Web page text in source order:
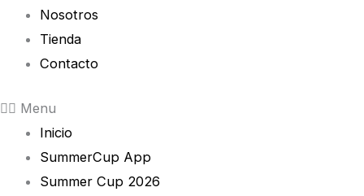
Nosotros
Tienda
Contacto
Menu
Inicio
SummerCup App
Summer Cup 2026